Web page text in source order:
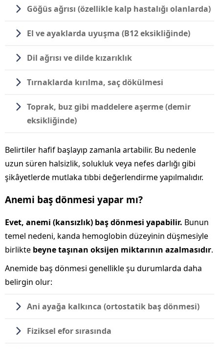
Göğüs ağrısı (özellikle kalp hastalığı olanlarda)
El ve ayaklarda uyuşma (B12 eksikliğinde)
Dil ağrısı ve dilde kızarıklık
Tırnaklarda kırılma, saç dökülmesi
Toprak, buz gibi maddelere aşerme(demir
eksikliğinde)
Belirtiler hafif başlayıp zamanla artabilir. Bu nedenle
uzun süren halsizlik, solukluk veya nefes darlığı gibi
şikâyetlerde mutlaka tıbbi değerlendirme yapılmalıdır.
Anemi baş dönmesi yapar mı?
Evet, anemi (kansızlık) baş dönmesi yapabilir. Bunun
temel nedeni, kanda hemoglobin düzeyinin düşmesiyle
birlikte beyne taşınan oksijen miktarının azalmasıdır.
Anemide baş dönmesi genellikle şu durumlarda daha
belirgin olur:
Ani ayağa kalkınca (ortostatik baş dönmesi)
Fiziksel efor sırasında